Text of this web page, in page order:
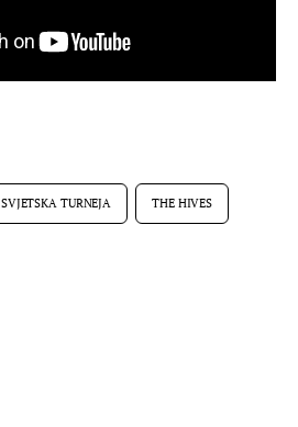
SVJETSKA TURNEJA THE HIVES